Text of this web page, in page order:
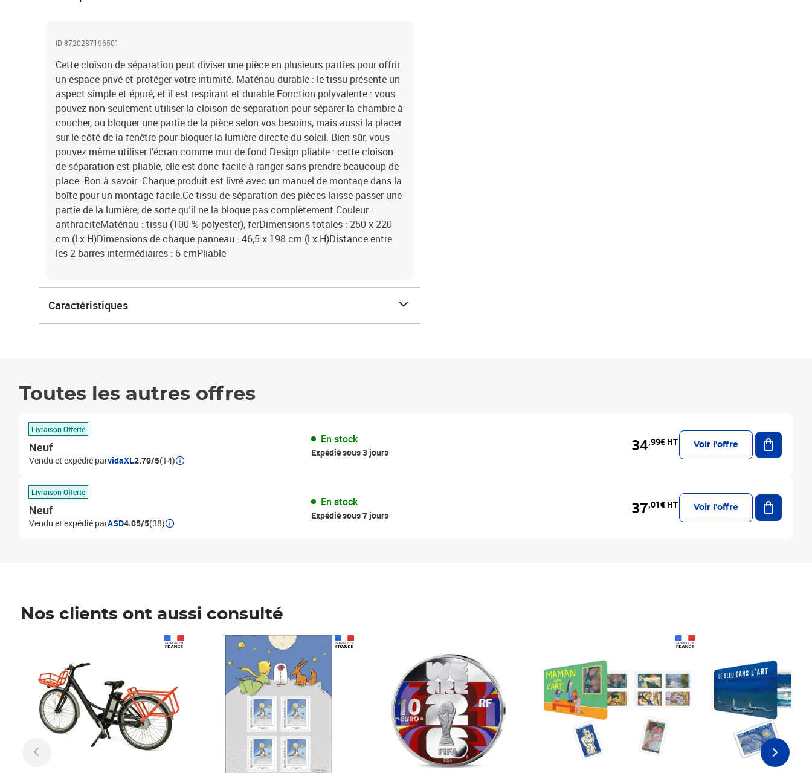
ID 8720287196501
Cette cloison de séparation peut diviser une pièce en plusieurs parties pour offrir
un espace privé et protéger votre intimité. Matériau durable : le tissu présente un
aspect simple et épuré, et il est respirant et durable.Fonction polyvalente : vous
pouvez non seulement utiliser la cloison de séparation pour séparer la chambre à
coucher, ou bloquer une partie de la pièce selon vos besoins, mais aussi la placer
sur le côté de la fenêtre pour bloquer la lumière directe du soleil. Bien sûr, vous
pouvez même utiliser l'écran comme mur de fond.Design pliable : cette cloison
de séparation est pliable, elle est donc facile à ranger sans prendre beaucoup de
place. Bon à savoir :Chaque produit est livré avec un manuel de montage dans la
boîte pour un montage facile.Ce tissu de séparation des pièces laisse passer une
partie de la lumière, de sorte qu'il ne la bloque pas complètement.Couleur :
anthraciteMatériau : tissu (100 % polyester), ferDimensions totales : 250 x 220
cm (l x H)Dimensions de chaque panneau : 46,5 x 198 cm (l x H)Distance entre
les 2 barres intermédiaires : 6 cmPliable
Caractéristiques
Toutes les autres offres
Livraison Offerte
Neuf
Vendu et expédié parvidaXL2.79/5(14)
En stock
Expédié sous 3 jours 34,99€ HT Voir l'offre
Ajouter
Livraison Offerte
Neuf
Vendu et expédié parASD4.05/5(38)
En stock
Expédié sous 7 jours 37,01€ HT Voir l'offre
Ajouter
Nos clients ont aussi consulté
Prix 6,25€ HT